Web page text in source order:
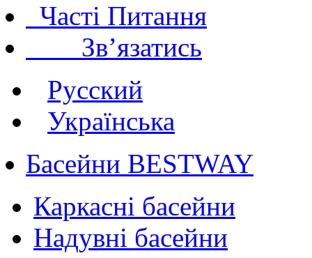
Часті Питання
Зв’язатись
Русский
Українська
Басейни BESTWAY
Каркасні басейни
Надувні басейни